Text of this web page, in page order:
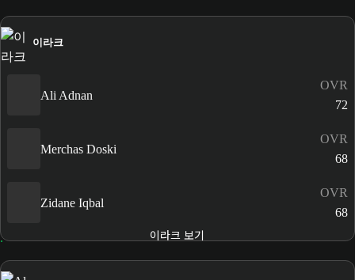
이라크
Ali Adnan
OVR
72
Merchas Doski
OVR
68
Zidane Iqbal
OVR
68
이라크 보기